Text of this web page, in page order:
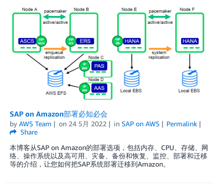
SAP on Amazon部署必知必会
by AWS Team on 24 5月 2022 in SAP on AWS
Permalink
Share
本博客从SAP on Amazon的部署选项，包括内存、CPU、存储、网
络、操作系统以及高可用、灾备、备份和恢复、监控、部署和迁移
等的介绍，让您如何把SAP系统部署迁移到Amazon。